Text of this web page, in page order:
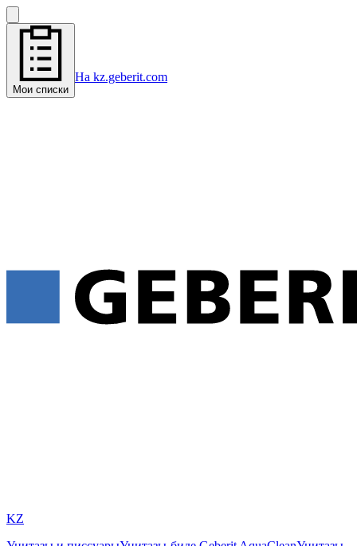
Мои списки
На kz.geberit.com
KZ